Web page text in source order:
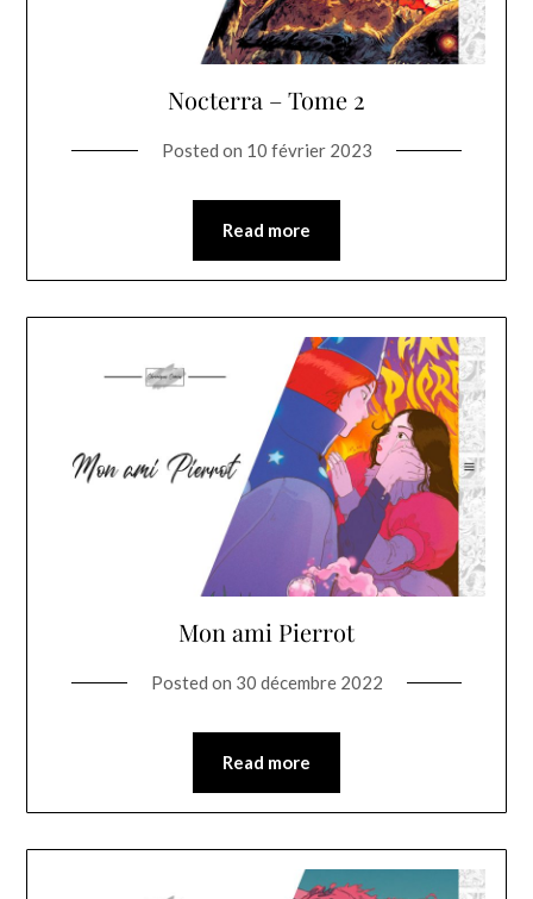
Nocterra – Tome 2
Posted on 10 février 2023
Read more
Mon ami Pierrot
Posted on 30 décembre 2022
Read more